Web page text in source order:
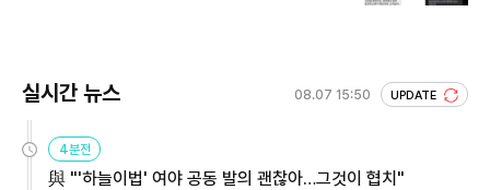
실시간 뉴스 08.07 15:50 UPDATE
4분전
與 "'하늘이법' 여야 공동 발의 괜찮아…그것이 협치"